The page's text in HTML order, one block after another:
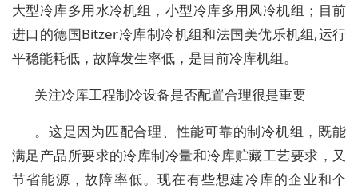
大型冷库多用水冷机组，小型冷库多用风冷机组；目前
进口的德国Bitzer冷库制冷机组和法国美优乐机组,运行
平稳能耗低，故障发生率低，是目前冷库机组。
关注冷库工程制冷设备是否配置合理很是重要
。这是因为匹配合理、性能可靠的制冷机组，既能
满足产品所要求的冷库制冷量和冷库贮藏工艺要求，又
节省能源，故障率低。现在有些想建冷库的企业和个